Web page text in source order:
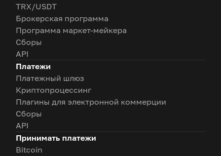
TRX/USDT
Брокерская программа
Программа маркет-мейкера
Сборы
API
Платежи
Платежный шлюз
Криптопроцессинг
Плагины для электронной коммерции
Сборы
API
Принимать платежи
Bitcoin